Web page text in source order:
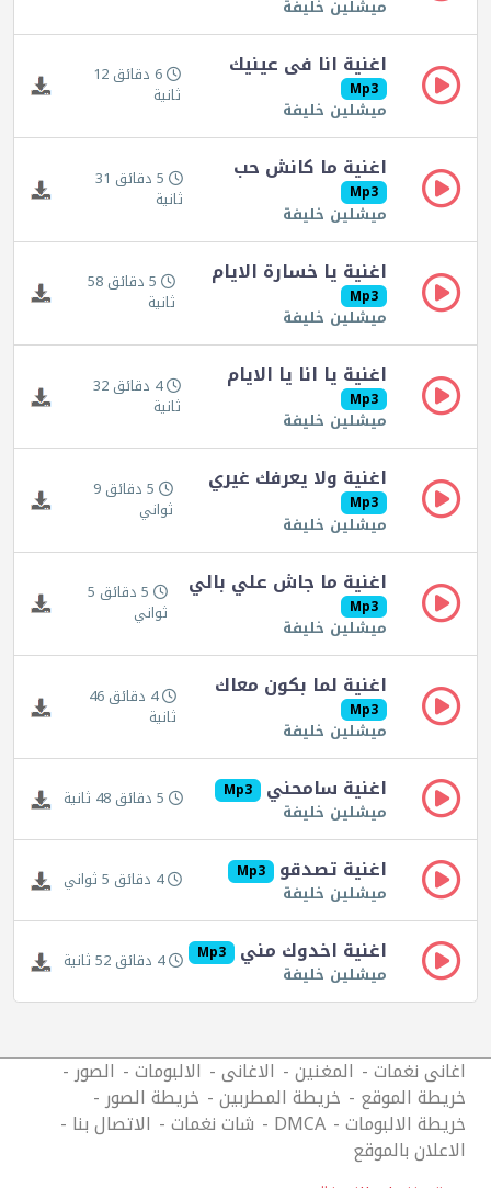
ميشلين خليفة
اغنية انا فى عينيك
Mp3
ميشلين خليفة
6 دقائق 12
ثانية
اغنية ما كانش حب
Mp3
ميشلين خليفة
5 دقائق 31
ثانية
اغنية يا خسارة الايام
Mp3
ميشلين خليفة
5 دقائق 58
ثانية
اغنية يا انا يا الايام
Mp3
ميشلين خليفة
4 دقائق 32
ثانية
اغنية ولا يعرفك غيري
Mp3
ميشلين خليفة
5 دقائق 9
ثواني
اغنية ما جاش علي بالي
Mp3
ميشلين خليفة
5 دقائق 5
ثواني
اغنية لما بكون معاك
Mp3
ميشلين خليفة
4 دقائق 46
ثانية
اغنية سامحني Mp3
ميشلين خليفة 5 دقائق 48 ثانية
اغنية تصدقو Mp3
ميشلين خليفة 4 دقائق 5 ثواني
اغنية اخدوك مني Mp3
ميشلين خليفة 4 دقائق 52 ثانية
اغانى نغمات المغنين الاغانى الالبومات الصور
خريطة الموقع خريطة المطربين خريطة الصور
خريطة الالبومات DMCA شات نغمات الاتصال بنا
الاعلان بالموقع